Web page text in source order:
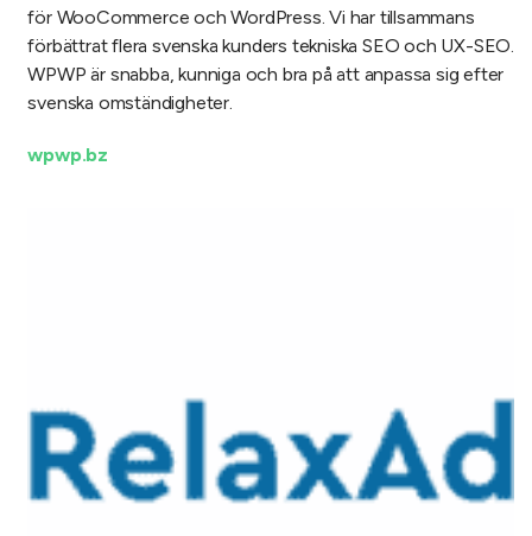
för WooCommerce och WordPress. Vi har tillsammans
förbättrat flera svenska kunders tekniska SEO och UX-SEO.
WPWP är snabba, kunniga och bra på att anpassa sig efter
svenska omständigheter.
wpwp.bz